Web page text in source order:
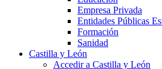
Empresa Privada
Entidades Públicas
Formación
Sanidad
Castilla y León
Accedir a Castilla y León